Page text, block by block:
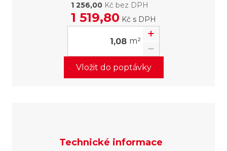
1 256,00 Kč bez DPH
1 519,80 Kč s DPH
m²
Vložit do poptávky
Technické informace